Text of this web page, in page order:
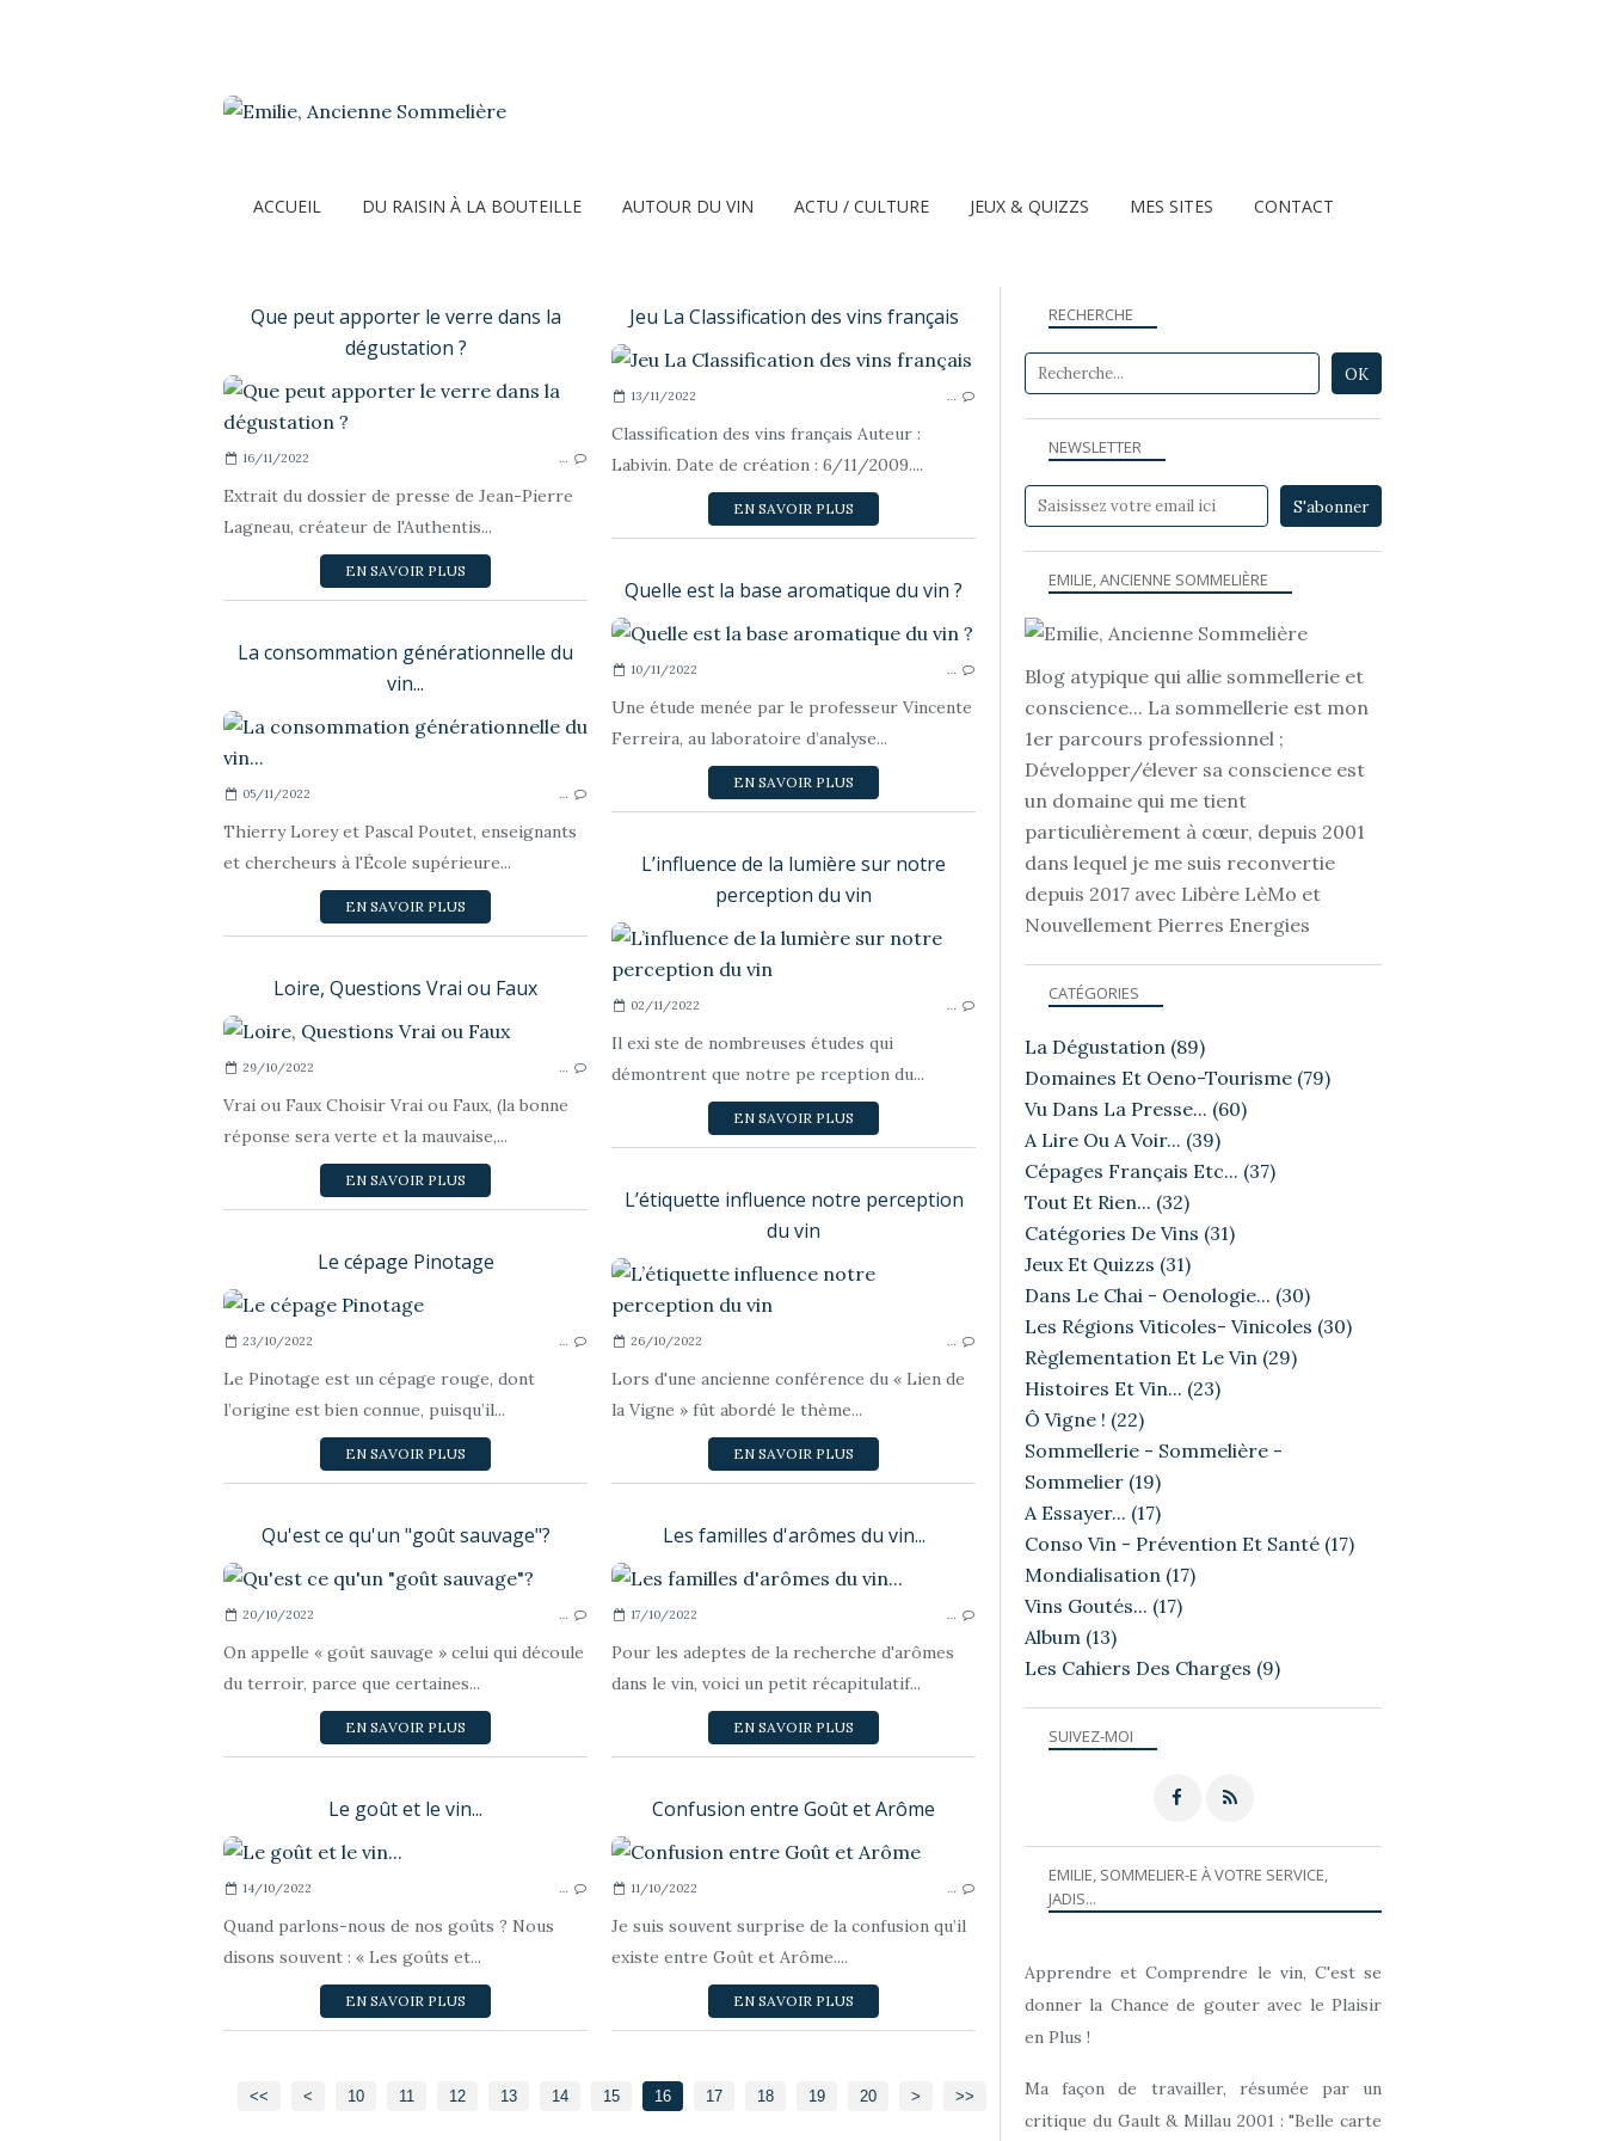
ACCUEIL DU RAISIN À LA BOUTEILLE AUTOUR DU VIN ACTU / CULTURE JEUX & QUIZZS MES SITES CONTACT
Que peut apporter le verre dans la
dégustation ?
16/11/2022 …
Extrait du dossier de presse de Jean-Pierre
Lagneau, créateur de l'Authentis...
EN SAVOIR PLUS
Jeu La Classification des vins français
13/11/2022 …
Classification des vins français Auteur :
Labivin. Date de création : 6/11/2009....
EN SAVOIR PLUS
Quelle est la base aromatique du vin ?
VU DANS LA PRESSE...
10/11/2022 …
Une étude menée par le professeur Vincente
Ferreira, au laboratoire d’analyse...
EN SAVOIR PLUS
La consommation générationnelle du
vin...
VU DANS LA PRESSE...
05/11/2022 …
Thierry Lorey et Pascal Poutet, enseignants
et chercheurs à l'École supérieure...
EN SAVOIR PLUS
L’influence de la lumière sur notre
perception du vin
02/11/2022 …
Il exi ste de nombreuses études qui
démontrent que notre pe rception du...
EN SAVOIR PLUS
Loire, Questions Vrai ou Faux
JEUX ET QUIZZS
29/10/2022 …
Vrai ou Faux Choisir Vrai ou Faux, (la bonne
réponse sera verte et la mauvaise,...
EN SAVOIR PLUS
L’étiquette influence notre perception
du vin
VU DANS LA PRESSE...
26/10/2022 …
Lors d'une ancienne conférence du « Lien de
la Vigne » fût abordé le thème...
EN SAVOIR PLUS
Le cépage Pinotage
CÉPAGES FRANÇAIS ETC...
23/10/2022 …
Le Pinotage est un cépage rouge, dont
l’origine est bien connue, puisqu’il...
EN SAVOIR PLUS
Qu'est ce qu'un "goût sauvage"?
LA DÉGUSTATION
20/10/2022 …
On appelle « goût sauvage » celui qui découle
du terroir, parce que certaines...
EN SAVOIR PLUS
Les familles d'arômes du vin...
LA DÉGUSTATION
17/10/2022 …
Pour les adeptes de la recherche d'arômes
dans le vin, voici un petit récapitulatif...
EN SAVOIR PLUS
Le goût et le vin...
LA DÉGUSTATION
14/10/2022 …
Quand parlons-nous de nos goûts ? Nous
disons souvent : « Les goûts et...
EN SAVOIR PLUS
Confusion entre Goût et Arôme
LA DÉGUSTATION
11/10/2022 …
Je suis souvent surprise de la confusion qu’il
existe entre Goût et Arôme....
EN SAVOIR PLUS
<< < 10 11 12 13 14 15 16 17 18 19 20 30
40
50
60
> >>
NEWSLETTER
SUIVEZ-MOI
RECHERCHE
EMILIE, ANCIENNE SOMMELIÈRE
Blog atypique qui allie sommellerie et
conscience... La sommellerie est mon
1er parcours professionnel ;
Développer/élever sa conscience est
un domaine qui me tient
particulièrement à cœur, depuis 2001
dans lequel je me suis reconvertie
depuis 2017 avec Libère LèMo et
Nouvellement Pierres Energies
CATÉGORIES
La Dégustation (89)
Domaines Et Oeno-Tourisme (79)
Vu Dans La Presse... (60)
A Lire Ou A Voir... (39)
Cépages Français Etc... (37)
Tout Et Rien... (32)
Catégories De Vins (31)
Jeux Et Quizzs (31)
Dans Le Chai - Oenologie... (30)
Les Régions Viticoles- Vinicoles (30)
Règlementation Et Le Vin (29)
Histoires Et Vin... (23)
Ô Vigne ! (22)
Sommellerie - Sommelière -
Sommelier (19)
A Essayer... (17)
Conso Vin - Prévention Et Santé (17)
Mondialisation (17)
Vins Goutés... (17)
Album (13)
Les Cahiers Des Charges (9)
EMILIE, SOMMELIER-E À VOTRE SERVICE,
JADIS...
Apprendre et Comprendre le vin, C'est se
donner la Chance de gouter avec le Plaisir
en Plus !
Ma façon de travailler, résumée par un
critique du Gault & Millau 2001 : "Belle carte